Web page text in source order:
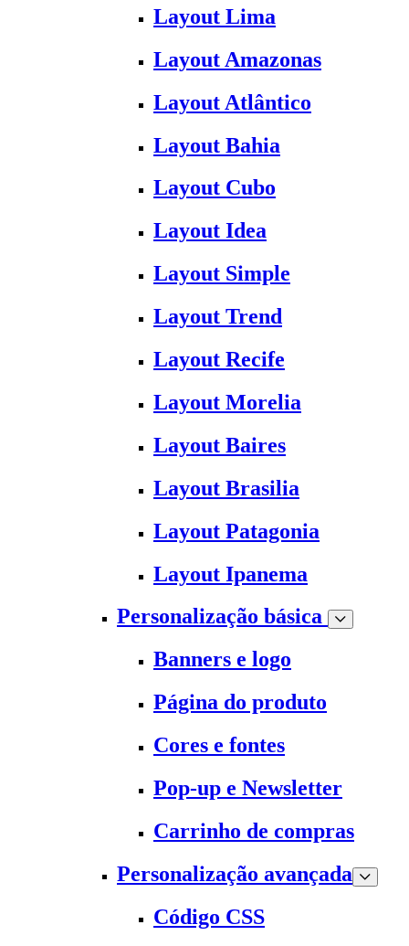
Layout Lima
Layout Amazonas
Layout Atlântico
Layout Bahia
Layout Cubo
Layout Idea
Layout Simple
Layout Trend
Layout Recife
Layout Morelia
Layout Baires
Layout Brasilia
Layout Patagonia
Layout Ipanema
Personalização básica
Banners e logo
Página do produto
Cores e fontes
Pop-up e Newsletter
Carrinho de compras
Personalização avançada
Código CSS